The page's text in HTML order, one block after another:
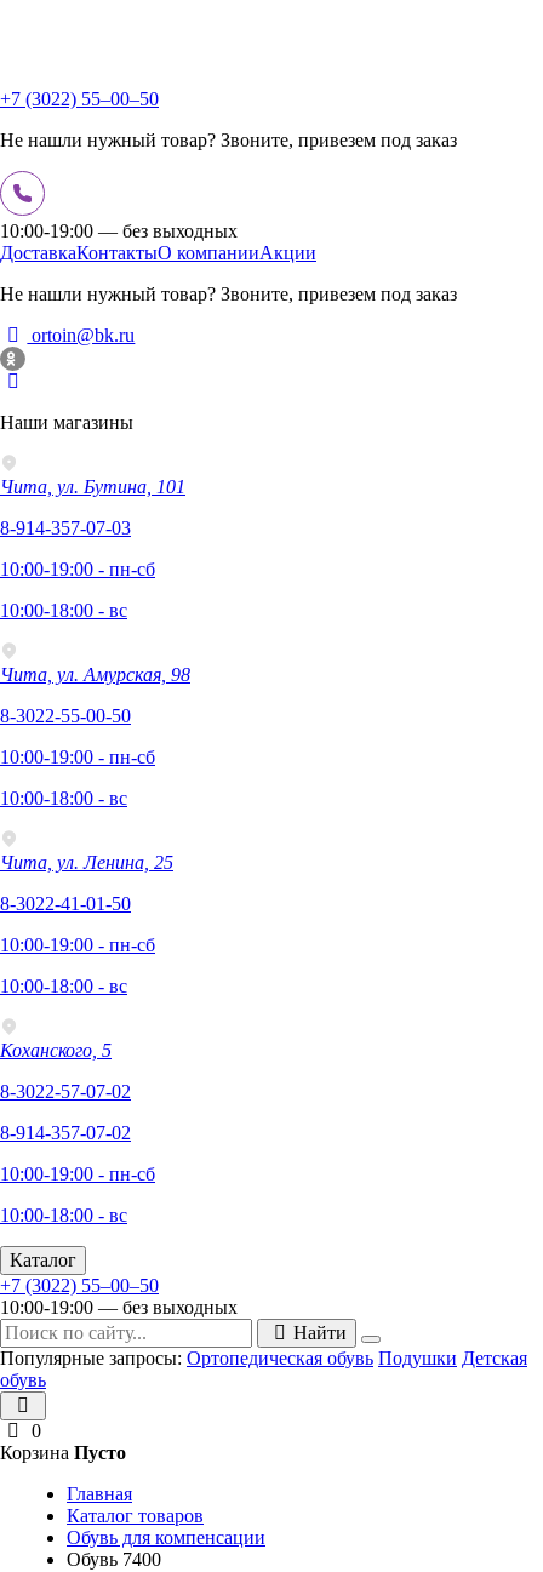
+7 (3022) 55‒00‒50
Не нашли нужный товар? Звоните, привезем под заказ
10:00-19:00 — без выходных
ДоставкаКонтактыО компанииАкции
Не нашли нужный товар? Звоните, привезем под заказ
ortoin@bk.ru
Наши магазины
Чита, ул. Бутина, 101
8-914-357-07-03
10:00-19:00 - пн-сб
10:00-18:00 - вс
Чита, ул. Амурская, 98
8-3022-55-00-50
10:00-19:00 - пн-сб
10:00-18:00 - вс
Чита, ул. Ленина, 25
8-3022-41-01-50
10:00-19:00 - пн-сб
10:00-18:00 - вс
Коханского, 5
8-3022-57-07-02
8-914-357-07-02
10:00-19:00 - пн-сб
10:00-18:00 - вс
Каталог
+7 (3022) 55‒00‒50
10:00-19:00 — без выходных
Найти
Популярные запросы: Ортопедическая обувь Подушки Детская
обувь
0
Корзина Пусто
Главная
Каталог товаров
Обувь для компенсации
Обувь 7400